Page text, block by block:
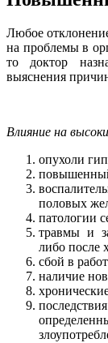
Любое
на проблемы в
то доктор
выяснения
Влияние на
опухоли
половых
патологии
травмы и
либо после
сбой в
наличие